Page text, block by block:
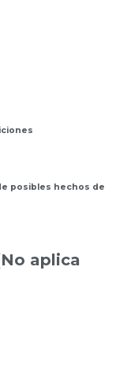
posibles hechos de
aplica